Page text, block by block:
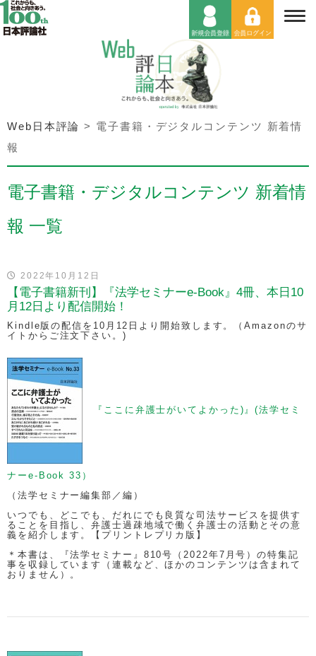
Web日本評論 > 電子書籍・デジタルコンテンツ 新着情
報
電子書籍・デジタルコンテンツ 新着情
報 一覧
2022年10月12日
【電子書籍新刊】『法学セミナーe-Book』4冊、本日10
月12日より配信開始！
Kindle版の配信を10月12日より開始致します。（Amazonのサ
イトからご注文下さい。)
『ここに弁護士がいてよかった)』(法学セミ
ナーe-Book 33）
（法学セミナー編集部／編）
いつでも、どこでも、だれにでも良質な司法サービスを提供す
ることを目指し、弁護士過疎地域で働く弁護士の活動とその意
義を紹介します。【プリントレプリカ版】
＊本書は、『法学セミナー』810号（2022年7月号）の特集記
事を収録しています（連載など、ほかのコンテンツは含まれて
おりません）。